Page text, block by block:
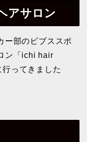
アサロン
ー部のビブススポ
ン「ichi hair
ってきました